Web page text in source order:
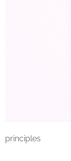
principles